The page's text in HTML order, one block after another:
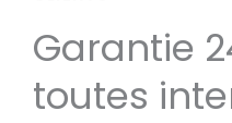
Garantie
toutes